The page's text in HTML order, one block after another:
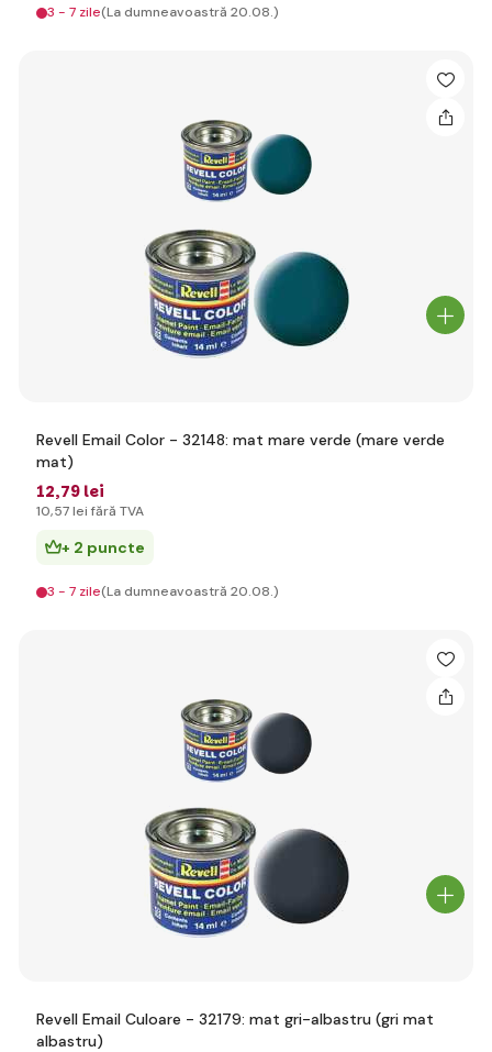
3 - 7 zile(La dumneavoastră 20.08.)
Revell Email Color - 32148: mat mare verde (mare verde
mat)
12,79 lei
10,57 lei fără TVA
+ 2 puncte
3 - 7 zile(La dumneavoastră 20.08.)
Revell Email Culoare - 32179: mat gri-albastru (gri mat
albastru)